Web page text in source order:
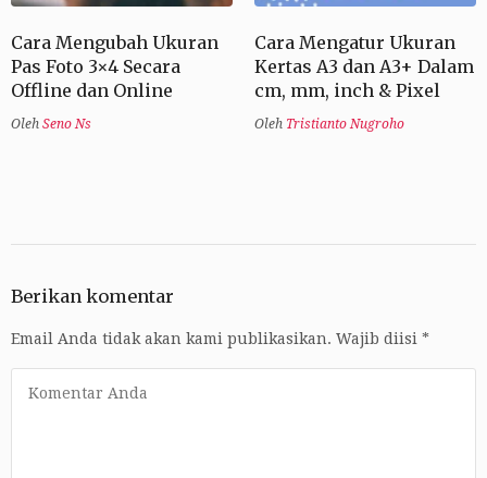
Cara Mengubah Ukuran
Pas Foto 3×4 Secara
Offline dan Online
Oleh Seno Ns
Cara Mengatur Ukuran
Kertas A3 dan A3+ Dalam
cm, mm, inch & Pixel
Oleh Tristianto Nugroho
Berikan komentar
Email Anda tidak akan kami publikasikan. Wajib diisi *